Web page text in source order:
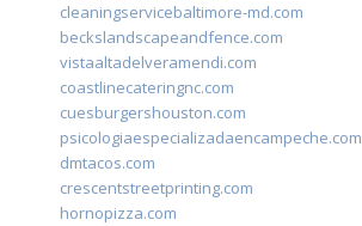
cleaningservicebaltimore-md.com
beckslandscapeandfence.com
vistaaltadelveramendi.com
coastlinecateringnc.com
cuesburgershouston.com
psicologiaespecializadaencampeche.com
dmtacos.com
crescentstreetprinting.com
hornopizza.com